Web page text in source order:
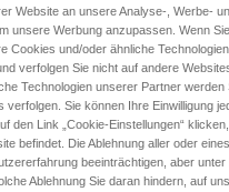
Bruchlast in allen
Website an unsere Analyse-, Werbe-
unsere Werbung anzupassen. Wenn
Cookies und/oder ähnliche
verfolgen Sie nicht auf andere
Technologien unserer Partner werden
verfolgen. Sie können Ihre Einwilligung
den Link „Cookie-Einstellungen“
befindet. Die Ablehnung aller oder
beeinträchtigen, aber unter
Ablehnung Sie daran hindern, auf